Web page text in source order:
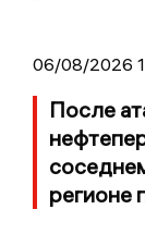
06/08/2026
После
регионе